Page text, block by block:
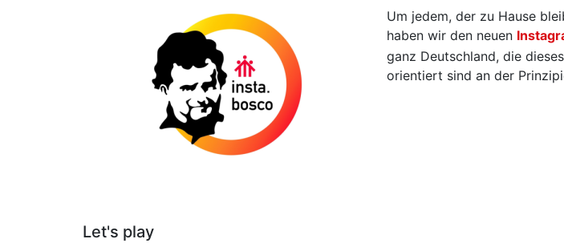
Um jedem, der zu Hause
haben wir den neuen
ganz Deutschland, die
orientiert sind an der
Let's play